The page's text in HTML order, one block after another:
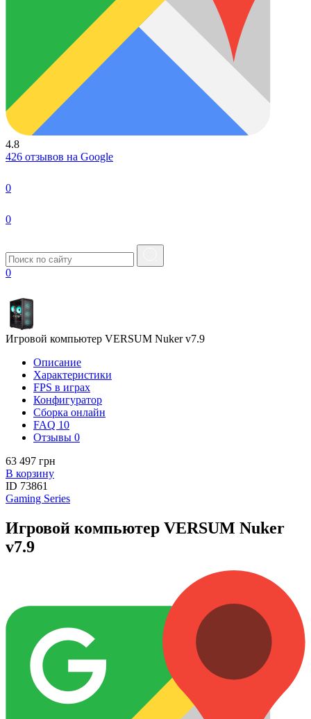
4.8
426 отзывов на Google
0
0
0
Игровой компьютер VERSUM Nuker v7.9
Описание
Характеристики
FPS в играх
Конфигуратор
Сборка онлайн
FAQ 10
Отзывы 0
63 497 грн
В корзину
ID 73861
Gaming Series
Игровой компьютер VERSUM Nuker
v7.9